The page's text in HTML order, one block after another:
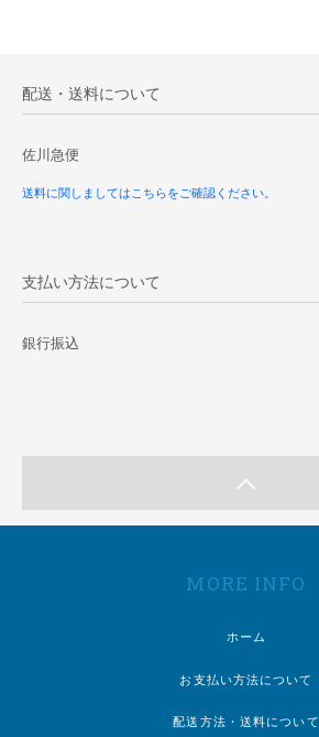
配送・送料について
佐川急便
送料に関しましてはこちらをご確認ください。
支払い方法について
銀行振込
MORE INFO
ホーム
お支払い方法について
配送方法・送料について